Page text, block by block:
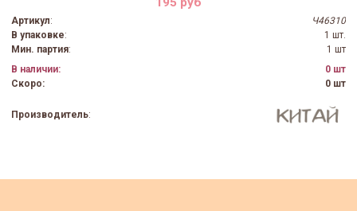
Артикул:
Ч46310
В упаковке:
1 шт.
Мин. партия:
1 шт
В наличии:
0 шт
Скоро:
0 шт
Производитель: